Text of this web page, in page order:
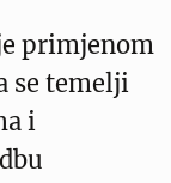
primjenom
se temelji
i